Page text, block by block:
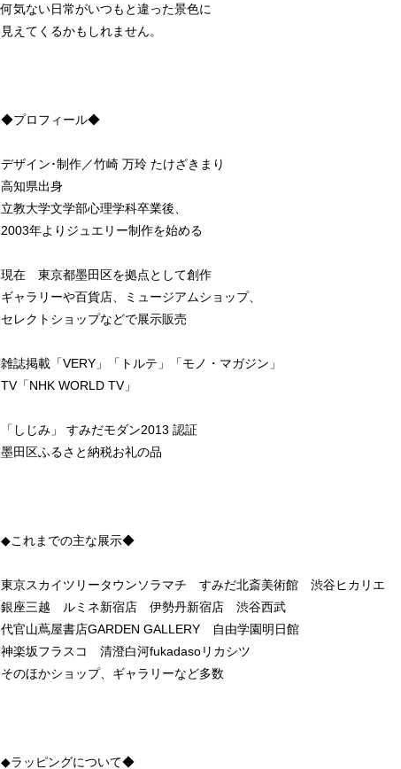
何気ない日常がいつもと違った景色に
見えてくるかもしれません。
◆プロフィール◆
デザイン･制作／竹崎 万玲 たけざきまり
高知県出身
立教大学文学部心理学科卒業後、
2003年よりジュエリー制作を始める
現在 東京都墨田区を拠点として創作
ギャラリーや百貨店、ミュージアムショップ、
セレクトショップなどで展示販売
雑誌掲載「VERY」「トルテ」「モノ・マガジン」
TV「NHK WORLD TV」
「しじみ」 すみだモダン2013 認証
墨田区ふるさと納税お礼の品
◆これまでの主な展示◆
東京スカイツリータウンソラマチ すみだ北斎美術館 渋谷ヒカリエ
銀座三越 ルミネ新宿店 伊勢丹新宿店 渋谷西武
代官山蔦屋書店GARDEN GALLERY 自由学園明日館
神楽坂フラスコ 清澄白河fukadasoリカシツ
そのほかショップ、ギャラリーなど多数
◆ラッピングについて◆